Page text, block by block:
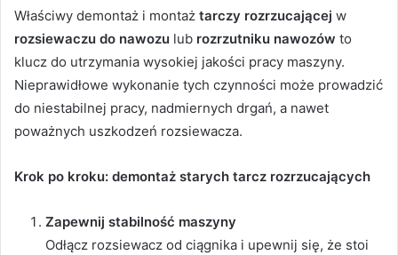
Właściwy demontaż i montaż tarczy rozrzucającej w
rozsiewaczu do nawozu lub rozrzutniku nawozów to
klucz do utrzymania wysokiej jakości pracy maszyny.
Nieprawidłowe wykonanie tych czynności może prowadzić
do niestabilnej pracy, nadmiernych drgań, a nawet
poważnych uszkodzeń rozsiewacza.
Krok po kroku: demontaż starych tarcz rozrzucających
Zapewnij stabilność maszyny
Odłącz rozsiewacz od ciągnika i upewnij się, że stoi